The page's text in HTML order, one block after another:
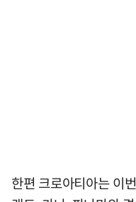
한편 크로아티아는 이